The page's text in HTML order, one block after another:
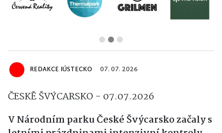
REDAKCE IÚSTECKO 07. 07. 2026
ČESKĚ ŠVÝCARSKO - 07.07.2026
V Národním parku České Švýcarsko začaly s